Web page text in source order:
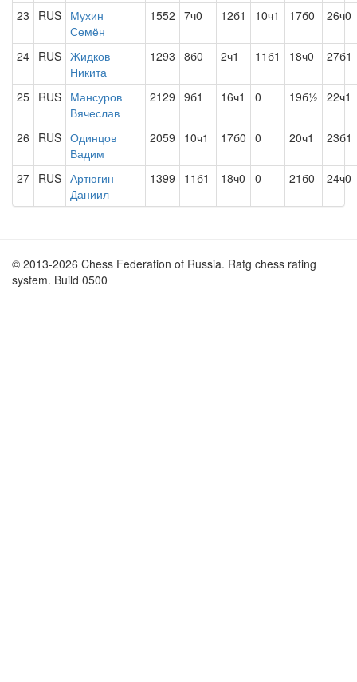
23 RUS Мухин
Семён
1552 7ч0 12б1 10ч1 17б0 26ч0
24 RUS Жидков
Никита
1293 8б0 2ч1 11б1 18ч0 27б1
25 RUS Мансуров
Вячеслав
2129 9б1 16ч1 0 19б½ 22ч1
26 RUS Одинцов
Вадим
2059 10ч1 17б0 0 20ч1 23б1
27 RUS Артюгин
Даниил
1399 11б1 18ч0 0 21б0 24ч0
© 2013-2026 Chess Federation of Russia. Ratg chess rating
system. Build 0500